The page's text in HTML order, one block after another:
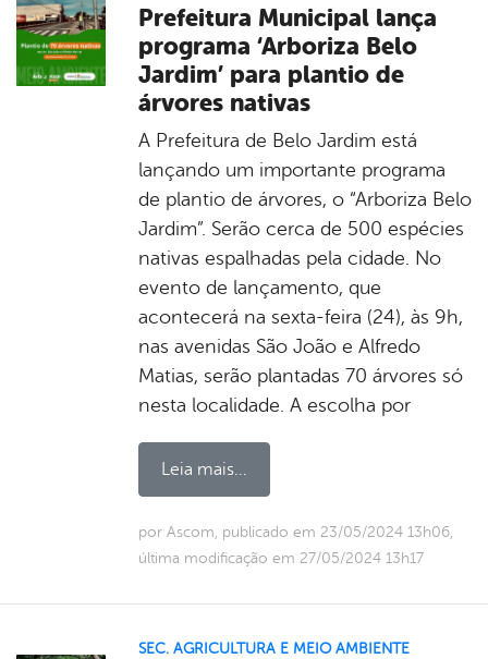
Prefeitura Municipal lança
programa ‘Arboriza Belo
Jardim’ para plantio de
árvores nativas
A Prefeitura de Belo Jardim está
lançando um importante programa
de plantio de árvores, o “Arboriza Belo
Jardim”. Serão cerca de 500 espécies
nativas espalhadas pela cidade. No
evento de lançamento, que
acontecerá na sexta-feira (24), às 9h,
nas avenidas São João e Alfredo
Matias, serão plantadas 70 árvores só
nesta localidade. A escolha por
Leia mais...
por Ascom, publicado em 23/05/2024 13h06,
última modificação em 27/05/2024 13h17
SEC. AGRICULTURA E MEIO AMBIENTE